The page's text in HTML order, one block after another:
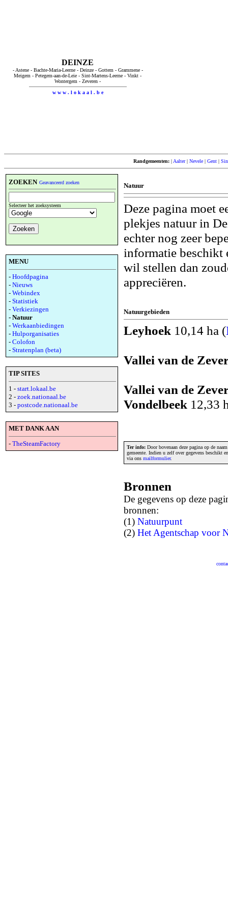
DEINZE
- Astene - Bachte-Maria-Leerne - Deinze - Gottem - Grammene -
Meigem - Petegem-aan-de-Leie - Sint-Martens-Leerne - Vinkt -
Wontergem - Zeveren -
w w w . l o k a a l . b e
Randgemeenten: | Aalter|Nevele |Gent |
ZOEKEN Geavanceerd zoeken
Selecteer het zoeksysteem
MENU
- Hoofdpagina
- Nieuws
- Webindex
- Statistiek
- Verkiezingen
- Natuur
- Werkaanbiedingen
- Hulporganisaties
- Colofon
- Stratenplan (beta)
TIP SITES
1 - start.lokaal.be
2 - zoek.nationaal.be
3 - postcode.nationaal.be
MET DANK AAN
- TheSteamFactory
Natuur
Deze pagina moet
plekjes natuur in
echter nog zeer
informatie beschikt
wil stellen dan
appreciëren.
Natuurgebieden
Leyhoek 10,14 ha (
Vallei van de
Vallei van de
Vondelbeek 12,33
Ter info: Door bovenaan deze pagina op de
gemeente. Indien u zelf over gegevens beschikt
via ons mailformulier.
Bronnen
De gegevens op deze
bronnen:
(1) Natuurpunt
(2) Het Agentschap voor